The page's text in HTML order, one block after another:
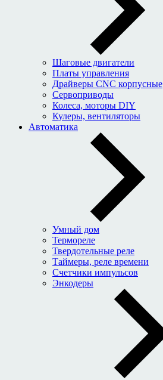
Шаговые двигатели
Платы управления
Драйверы CNC корпусные
Сервоприводы
Колеса, моторы DIY
Кулеры, вентиляторы
Автоматика
Умный дом
Термореле
Твердотельные реле
Таймеры, реле времени
Счетчики импульсов
Энкодеры